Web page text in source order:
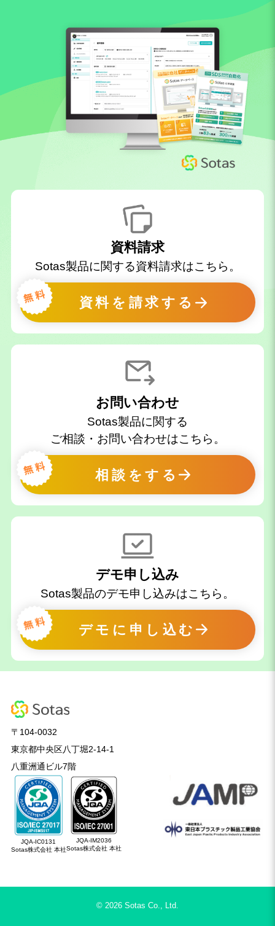
資料請求
Sotas製品に関する資料請求はこちら。
資料を請求する
お問い合わせ
Sotas製品に関する
ご相談・お問い合わせはこちら。
相談をする
デモ申し込み
Sotas製品のデモ申し込みはこちら。
デモに申し込む
〒104-0032
東京都中央区八丁堀2-14-1
八重洲通ビル7階
JQA-IC0131
Sotas株式会社 本社
JQA-IM2036
Sotas株式会社 本社
© 2026 Sotas Co., Ltd.